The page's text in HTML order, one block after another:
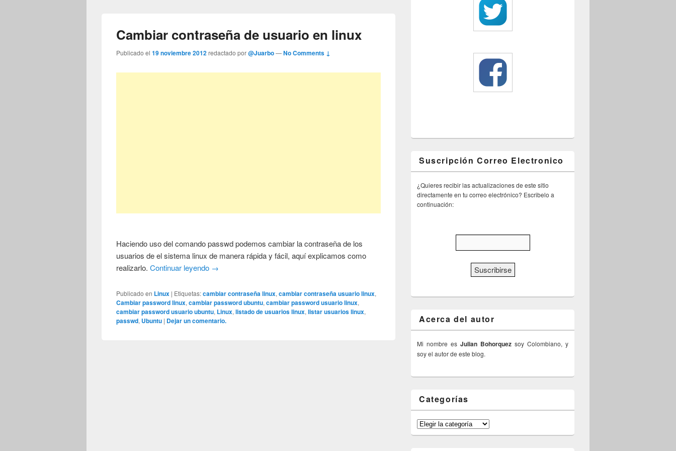
Cambiar contraseña de usuario en linux
Publicado el19 noviembre 2012redactado por@Juarbo—No Comments ↓
Haciendo uso del comando passwd podemos cambiar la contraseña de los
usuarios de el sistema linux de manera rápida y fácil, aquí explicamos como
realizarlo.Continuar leyendo →
Publicado en Linux | Etiquetas:cambiar contraseña linux,cambiar contraseña usuario linux,
Cambiar password linux,cambiar password ubuntu,cambiar password usuario linux,
cambiar password usuario ubuntu, Linux,listado de usuarios linux,listar usuarios linux,
passwd, Ubuntu | Dejar un comentario.
Suscripción Correo Electronico
¿Quieres recibir las actualizaciones de este sitio
directamente en tu correo electrónico? Escribelo a
continuación:
Acerca del autor
Mi nombre es Julian Bohorquez soy Colombiano, y
soy el autor de este blog.
Categorías
Categorías